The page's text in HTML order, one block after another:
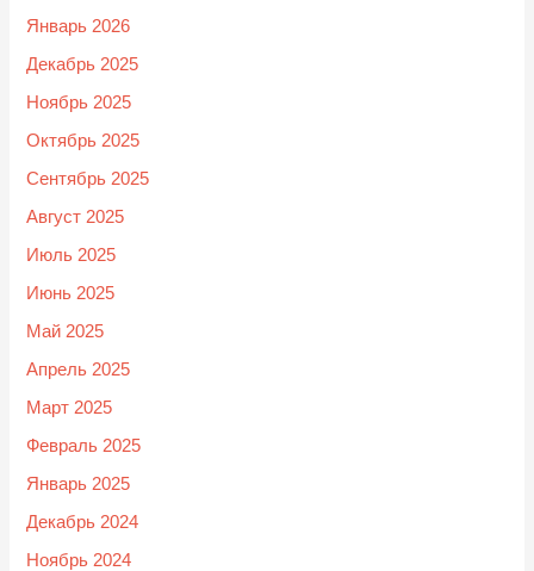
Январь 2026
Декабрь 2025
Ноябрь 2025
Октябрь 2025
Сентябрь 2025
Август 2025
Июль 2025
Июнь 2025
Май 2025
Апрель 2025
Март 2025
Февраль 2025
Январь 2025
Декабрь 2024
Ноябрь 2024